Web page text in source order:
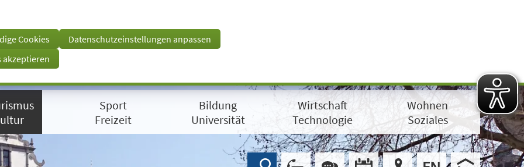
Cookies
Datenschutzeinstellungen anpassen
akzeptieren
Sport
Freizeit
Bildung
Universität
Wirtschaft
Technologie
Wohnen
Soziales